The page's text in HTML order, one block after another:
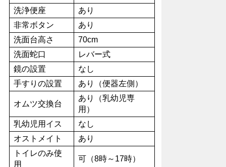
洗浄便座
あり
非常ボタン
あり
洗面台高さ
70cm
洗面蛇口
レバー式
鏡の設置
なし
手すりの設置
あり（便器左側）
オムツ交換台
あり（乳幼児専
用）
乳幼児用イス
なし
オストメイト
あり
トイレのみ使
用
可（8時～17時）